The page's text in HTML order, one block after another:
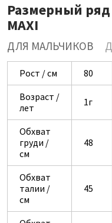
Размерный
MAXI
ДЛЯ МАЛЬЧИКОВ
Рост / см 80
Возраст /
лет
1г
Обхват
груди /
см
48
Обхват
талии /
см
45